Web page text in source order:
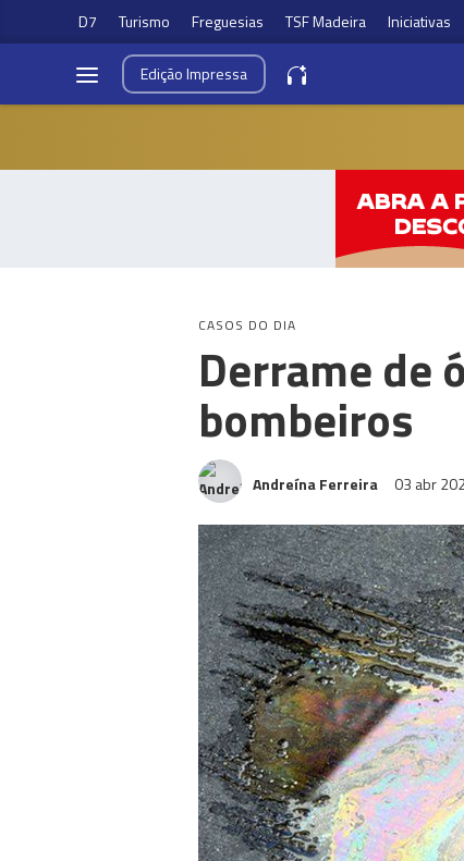
D7 Turismo Freguesias TSF Madeira Iniciativas
EdiçãoImpressa
CASOS DO DIA
Derrame de
bombeiros
Andreína Ferreira 03 abr